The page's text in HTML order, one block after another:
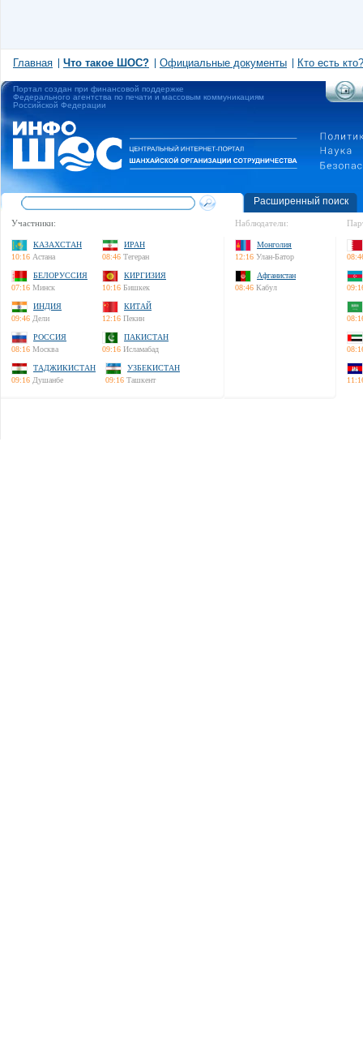
Главная Что такое ШОС? Официальные документы Кто есть кто?
Портал создан при финансовой поддержке
Федерального агентства по печати и массовым коммуникациям
Российской Федерации
Расширенный поиск
Участники:
КАЗАХСТАН
10:16 Астана
ИРАН
08:46 Тегеран
БЕЛОРУССИЯ
07:16 Минск
КИРГИЗИЯ
10:16 Бишкек
ИНДИЯ
09:46 Дели
КИТАЙ
12:16 Пекин
РОССИЯ
08:16 Москва
ПАКИСТАН
09:16 Исламабад
ТАДЖИКИСТАН
09:16 Душанбе
УЗБЕКИСТАН
09:16 Ташкент
Наблюдатели:
Монголия
12:16 Улан-Батор
Афганистан
08:46 Кабул